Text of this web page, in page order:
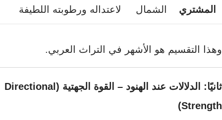
المشتري الشمال لاعتداله ورطوبته اللطيفة
وهذا التقسيم هو الأشهر في التراث العربي.
ثانيًا: الدلالات عند الهنود – القوة الجهتية (Directional
Strength)